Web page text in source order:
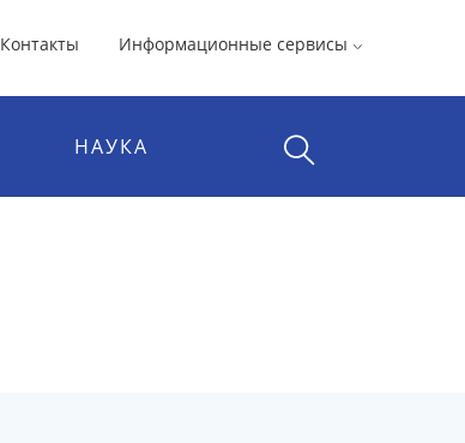
Контакты Информационные сервисы
НАУКА